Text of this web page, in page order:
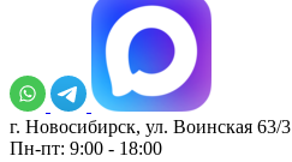
г. Новосибирск, ул. Воинская 63/3
Пн-пт: 9:00 - 18:00